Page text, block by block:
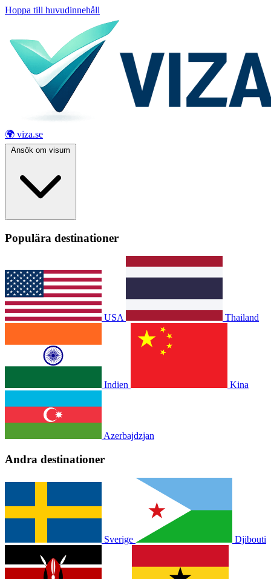
Hoppa till huvudinnehåll
🌍 viza.se
Ansök om visum
Populära destinationer
USA Thailand
Indien Kina
Azerbajdzjan
Andra destinationer
Sverige Djibouti